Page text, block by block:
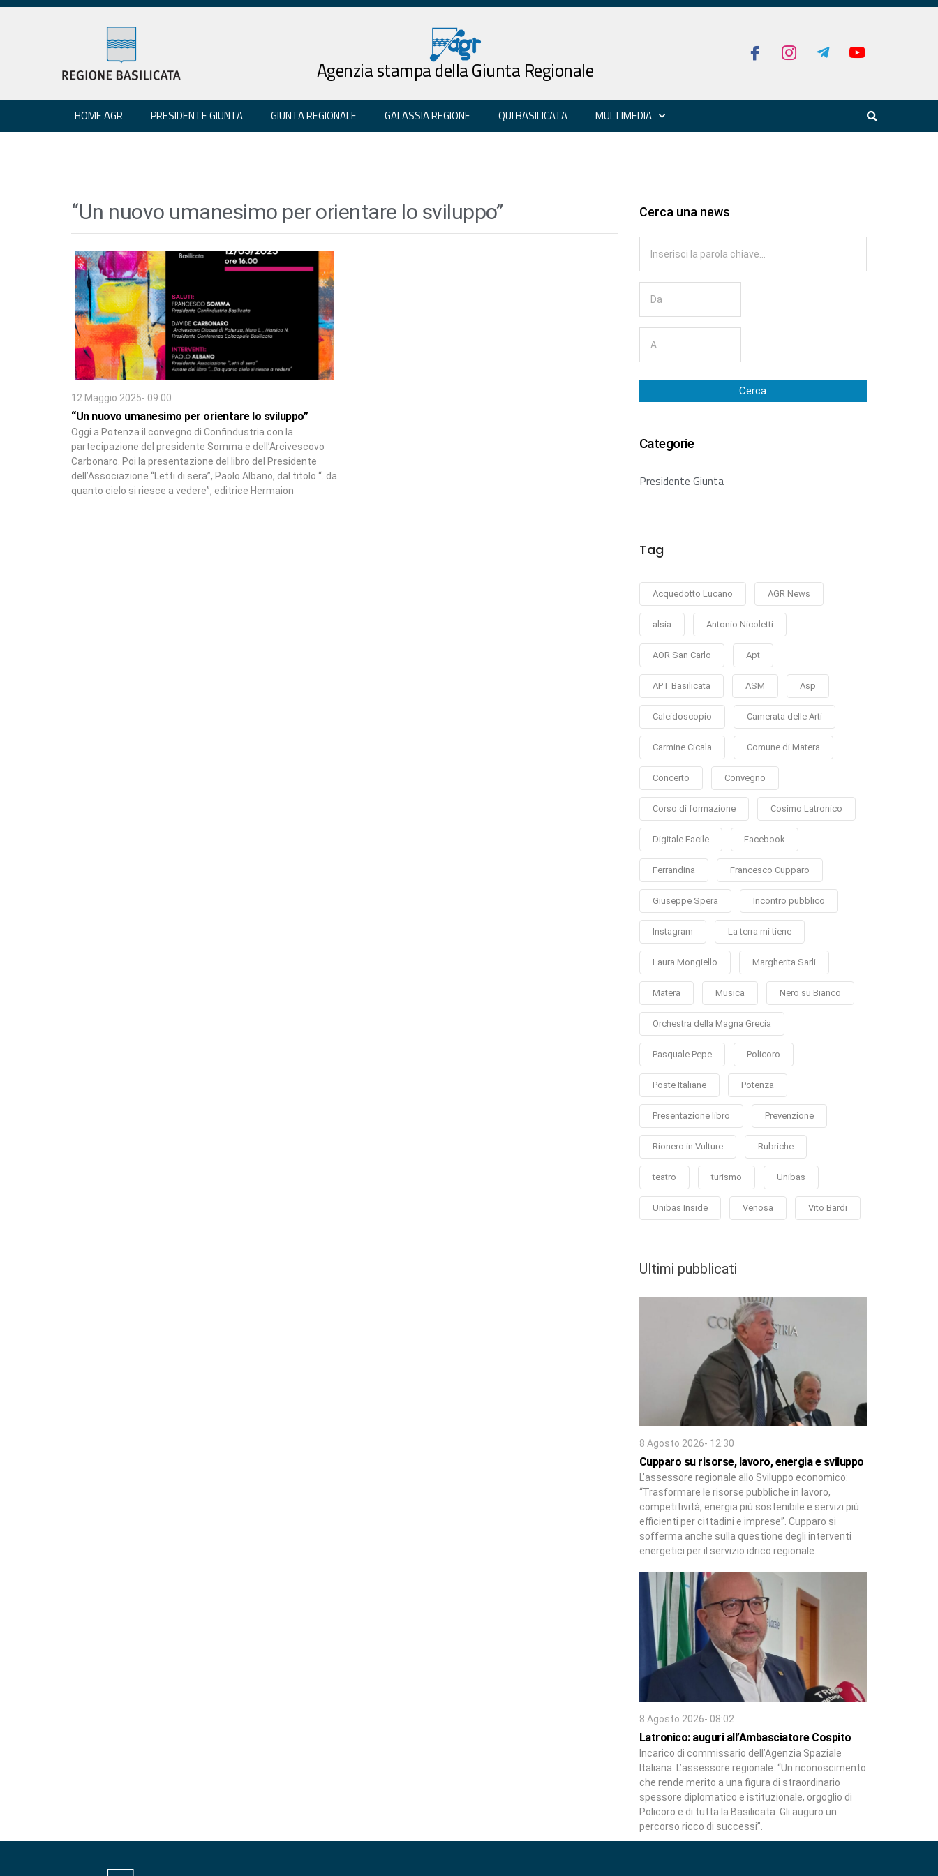
Agenzia stampa della Giunta Regionale
HOME AGR PRESIDENTE GIUNTA GIUNTA REGIONALE GALASSIA REGIONE QUI BASILICATA MULTIMEDIA
“Un nuovo umanesimo per orientare lo sviluppo”
12 Maggio 2025- 09:00
“Un nuovo umanesimo per orientare lo sviluppo”
Oggi a Potenza il convegno di Confindustria con la
partecipazione del presidente Somma e dell’Arcivescovo
Carbonaro. Poi la presentazione del libro del Presidente
dell’Associazione “Letti di sera”, Paolo Albano, dal titolo “..da
quanto cielo si riesce a vedere”, editrice Hermaion
Cerca una news
Cerca
Categorie
Presidente Giunta
Tag
Acquedotto Lucano AGR News
alsia Antonio Nicoletti
AOR San Carlo Apt
APT Basilicata ASM Asp
Caleidoscopio Camerata delle Arti
Carmine Cicala Comune di Matera
Concerto Convegno
Corso di formazione Cosimo Latronico
Digitale Facile Facebook
Ferrandina Francesco Cupparo
Giuseppe Spera Incontro pubblico
Instagram La terra mi tiene
Laura Mongiello Margherita Sarli
Matera Musica Nero su Bianco
Orchestra della Magna Grecia
Pasquale Pepe Policoro
Poste Italiane Potenza
Presentazione libro Prevenzione
Rionero in Vulture Rubriche
teatro turismo Unibas
Unibas Inside Venosa Vito Bardi
Ultimi pubblicati
8 Agosto 2026- 12:30
Cupparo su risorse, lavoro, energia e sviluppo
L’assessore regionale allo Sviluppo economico:
“Trasformare le risorse pubbliche in lavoro,
competitività, energia più sostenibile e servizi più
efficienti per cittadini e imprese”. Cupparo si
sofferma anche sulla questione degli interventi
energetici per il servizio idrico regionale.
8 Agosto 2026- 08:02
Latronico: auguri all’Ambasciatore Cospito
Incarico di commissario dell’Agenzia Spaziale
Italiana. L’assessore regionale: “Un riconoscimento
che rende merito a una figura di straordinario
spessore diplomatico e istituzionale, orgoglio di
Policoro e di tutta la Basilicata. Gli auguro un
percorso ricco di successi”.